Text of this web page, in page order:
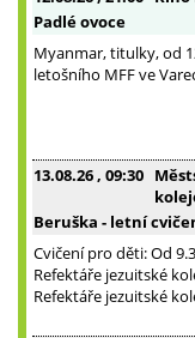
Padlé ovoce
Myanmar, titulky, od
letošního MFF ve
13.08.26 , 09:30
Beruška - letní
Cvičení pro děti: Od
Refektáře jezuitské
Refektáře jezuitské